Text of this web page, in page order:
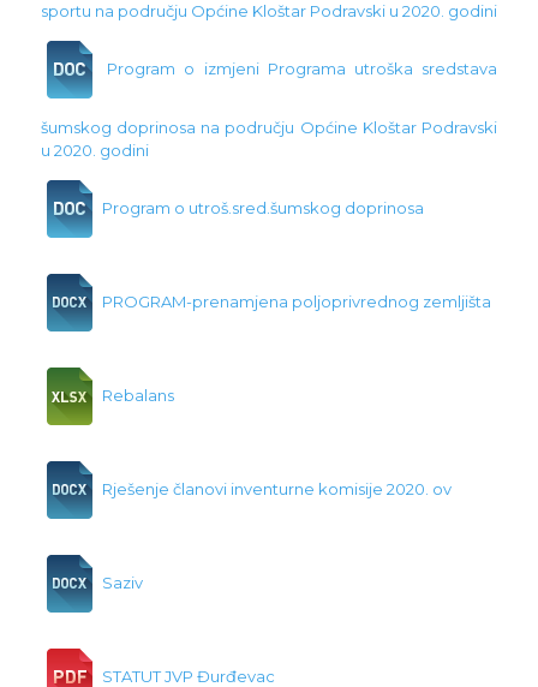
sportu na području Općine Kloštar Podravski u 2020. godini
Program o izmjeni Programa utroška sredstava
šumskog doprinosa na području Općine Kloštar Podravski
u 2020. godini
Program o utroš.sred.šumskog doprinosa
PROGRAM-prenamjena poljoprivrednog zemljišta
Rebalans
Rješenje članovi inventurne komisije 2020. ov
Saziv
STATUT JVP Đurđevac